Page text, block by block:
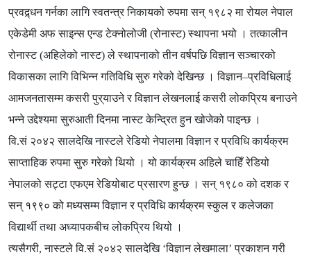
प्रवद्र्धन गर्नका लागि स्वतन्त्र निकायको रुपमा सन् १९८२ मा रोयल नेपाल
एकेडेमी अफ साइन्स एन्ड टेक्नोलोजी (रोनास्ट) स्थापना भयो । तत्कालीन
रोनास्ट (अहिलेको नास्ट) ले स्थापनाको तीन वर्षपछि विज्ञान सञ्चारको
विकासका लागि विभिन्न गतिविधि सुरु गरेको देखिन्छ । विज्ञान–प्रविधिलाई
आमजनतासम्म कसरी पुर्‌याउने र विज्ञान लेखनलाई कसरी लोकप्रिय बनाउने
भन्ने उद्देश्यमा सुरुआती दिनमा नास्ट केन्द्रित हुन खोजेको पाइन्छ ।
वि.सं २०४२ सालदेखि नास्टले रेडियो नेपालमा विज्ञान र प्रविधि कार्यक्रम
साप्ताहिक रुपमा सुरु गरेको थियो । यो कार्यक्रम अहिले चाहिँ रेडियो
नेपालको सट्टा एफएम रेडियोबाट प्रसारण हुन्छ । सन् १९८० को दशक र
सन् १९९० को मध्यसम्म विज्ञान र प्रविधि कार्यक्रम स्कुल र कलेजका
विद्यार्थी तथा अध्यापकबीच लोकप्रिय थियो ।
त्यसैगरी, नास्टले वि.सं २०४२ सालदेखि ‘विज्ञान लेखमाला’ प्रकाशन गरी